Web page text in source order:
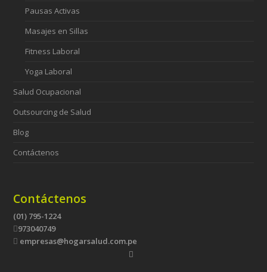
Pausas Activas
Masajes en Sillas
Fitness Laboral
Yoga Laboral
Salud Ocupacional
Outsourcing de Salud
Blog
Contáctenos
Contáctenos
(01) 795-1224
973040749
empresas@hogarsalud.com.pe